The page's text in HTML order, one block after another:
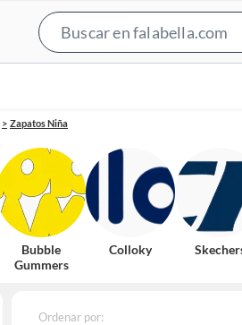
Zapatos Niña
Bubble
Gummers
Colloky
Ordenar por: